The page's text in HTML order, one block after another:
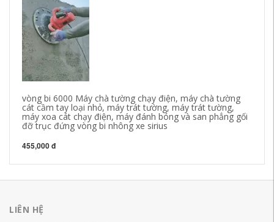
vòng bi 6000 Máy chà tường chạy điện, máy chà tường
cát cầm tay loại nhỏ, máy trát tường, máy trát tường,
máy xoa cát chạy điện, máy đánh bóng và san phẳng gối
đỡ trục đứng vòng bi nhông xe sirius
455,000 đ
LIÊN HỆ